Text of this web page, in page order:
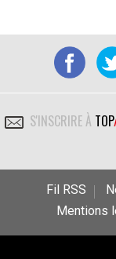
S'INSCRIRE À TOP
Fil RSS
Mentions